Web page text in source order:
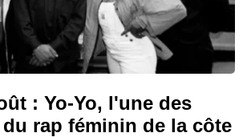
: Yo-Yo, l'une des
rap féminin de la côte